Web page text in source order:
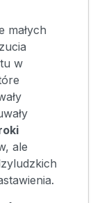
małych
w
ale